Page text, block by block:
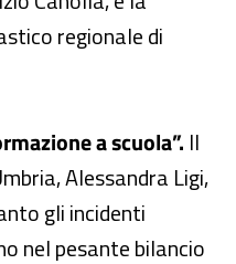
regionale di
a scuola”. Il
Alessandra Ligi,
gli incidenti
nel pesante bilancio